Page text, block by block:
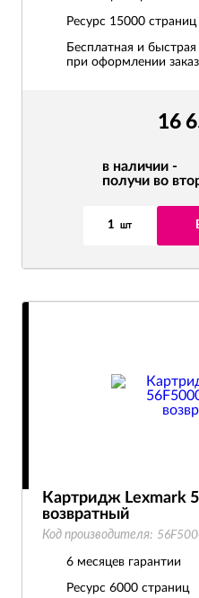
16
в наличии -
получи во
1 шт
Ресурс 15000 страниц
Бесплатная и быстрая
при оформлении
Картридж Lexmark
возвратный
Код производителя:
6 месяцев гарантии
Ресурс 6000 страниц